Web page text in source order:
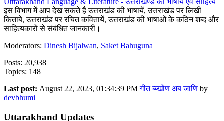
Utttarakhand Language & Literature - उत्तराखण्ड की भाषायें एवं साहित्य
इस विभाग में आप देख सकते है उत्तराखंड की भाषायें, उत्तराखंड पर लिखी
किताबे, उत्तराखंड पर रचित कवितायें, उत्तराखंड की भाषाओं के कठिन शब्द और
साहित्यकारों से संबंधित जानकारी।
Moderators: Dinesh Bijalwan, Saket Bahuguna
Posts: 20,938
Topics: 148
Last post: August 22, 2023, 01:34:39 PMगीत ब्य्खोंण अब जाणि by
devbhumi
Uttarakhand Updates